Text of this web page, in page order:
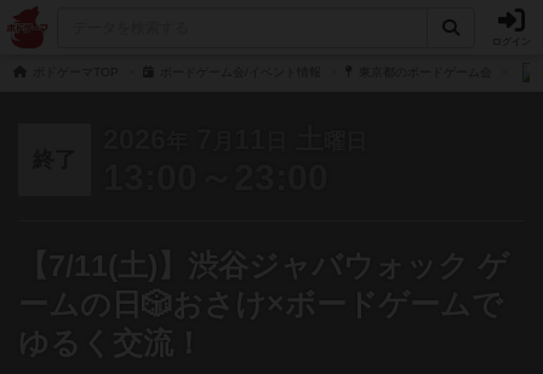
【7/11(土)】渋谷ジャバウォック ゲ
ームの日🎲おさけ×ボードゲームで
ゆるく交流！